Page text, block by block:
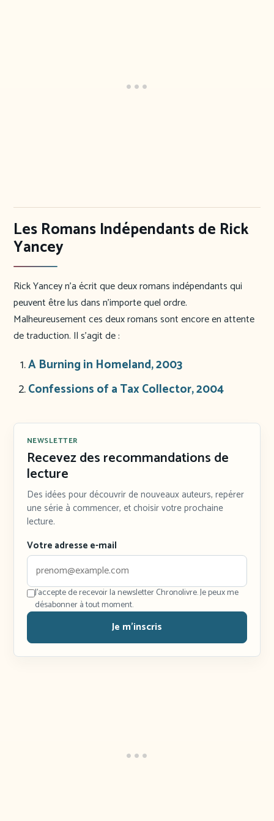
Les Romans Indépendants de Rick
Yancey
Rick Yancey n’a écrit que deux romans indépendants qui
peuvent être lus dans n’importe quel ordre.
Malheureusement ces deux romans sont encore en attente
de traduction. Il s’agit de :
A Burning in Homeland, 2003
Confessions of a Tax Collector, 2004
NEWSLETTER
Recevez des recommandations de
lecture
Des idées pour découvrir de nouveaux auteurs, repérer
une série à commencer, et choisir votre prochaine
lecture.
Votre adresse e-mail
J'accepte de recevoir la newsletter Chronolivre. Je peux me
désabonner à tout moment.